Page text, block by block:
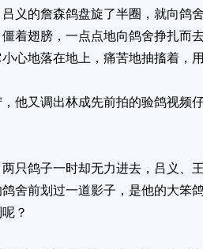
义的詹森鸽盘旋了半圈，就向鸽
着翅膀，一点点地向鸽舍挣扎而
心地落在地上，痛苦地抽搐着，
他又调出林成先前拍的验鸽视频
只鸽子一时却无力进去，吕义、
舍前划过一道影子，是他的大笨
？